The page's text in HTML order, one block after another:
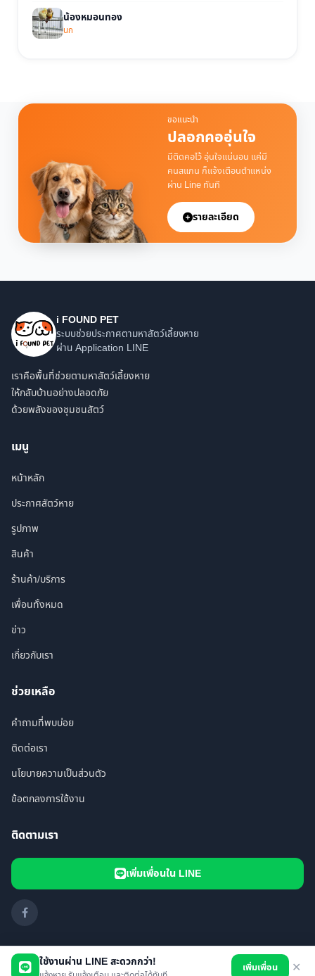
ใช้งานผ่าน LINE สะดวกกว่า! เพิ่มเพื่อน ✕
น้องหมอนทอง
นก
ขอแนะนำ
ปลอกคออุ่นใจ
มีติดคอไว้ อุ่นใจแน่นอน แค่มี
คนสแกน ก็แจ้งเตือนตำแหน่ง
ผ่าน Line ทันที
รายละเอียด
i FOUND PET
ระบบช่วยประกาศตามหาสัตว์เลี้ยงหาย
ผ่าน Application LINE
เราคือพื้นที่ช่วยตามหาสัตว์เลี้ยงหาย
ให้กลับบ้านอย่างปลอดภัย
ด้วยพลังของชุมชนสัตว์
เมนู
หน้าหลัก
ประกาศสัตว์หาย
รูปภาพ
สินค้า
ร้านค้า/บริการ
เพื่อนทั้งหมด
ข่าว
เกี่ยวกับเรา
ช่วยเหลือ
คำถามที่พบบ่อย
ติดต่อเรา
นโยบายความเป็นส่วนตัว
ข้อตกลงการใช้งาน
ติดตามเรา
เพิ่มเพื่อนใน LINE
© 2026 i FOUND PET. All rights reserved.